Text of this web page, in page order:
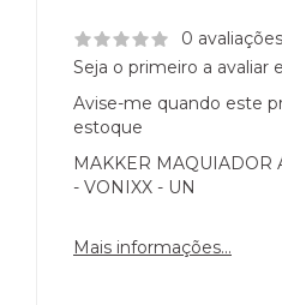
0 avaliações
Seja o primeiro a avaliar
Avise-me quando este
estoque
MAKKER MAQUIADOR
- VONIXX - UN
Mais informações...